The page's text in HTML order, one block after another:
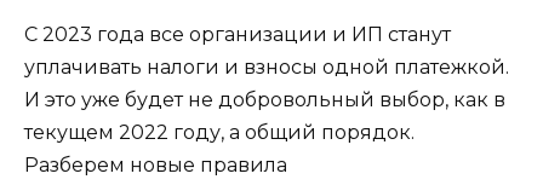
С 2023 года все организации и ИП станут
уплачивать налоги и взносы одной платежкой.
И это уже будет не добровольный выбор, как в
текущем 2022 году, а общий порядок.
Разберем новые правила